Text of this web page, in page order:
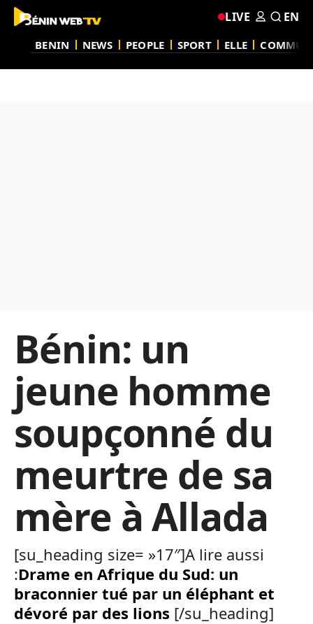
BENIN NEWS PEOPLE SPORT ELLE
LIVE EN
Bénin: un
jeune homme
soupçonné du
meurtre de sa
mère à Allada
[su_heading size= »17″]A lire aussi
:Drame en Afrique du Sud: un
braconnier tué par un éléphant et
dévoré par des lions [/su_heading]